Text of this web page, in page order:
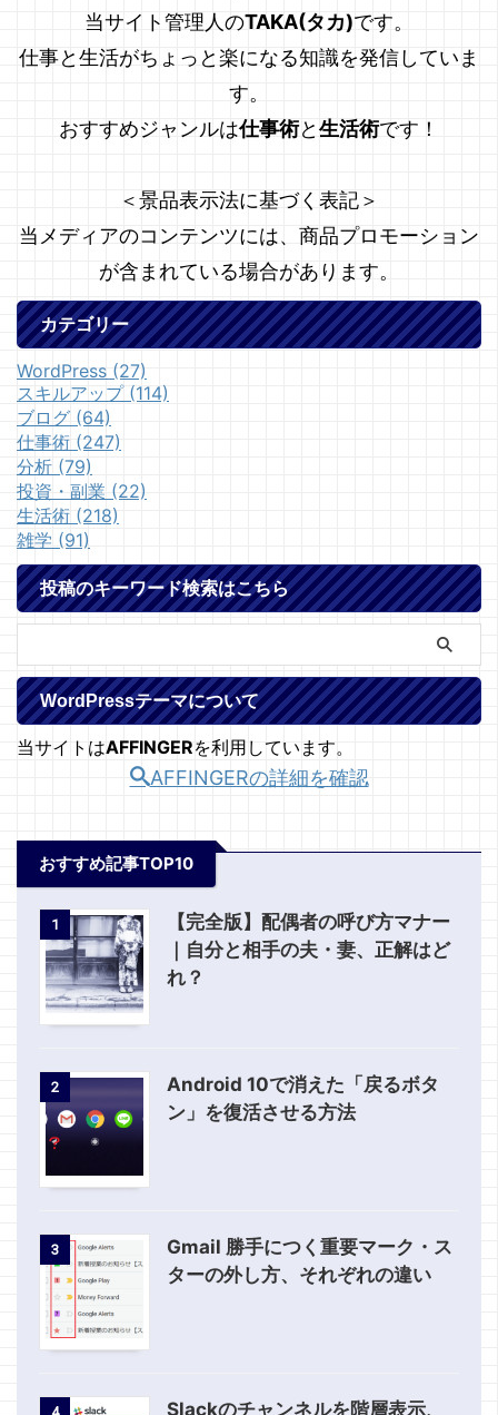
当サイト管理人のTAKA(タカ)です。
仕事と生活がちょっと楽になる知識を発信していま
す。
おすすめジャンルは仕事術と生活術です！
＜景品表示法に基づく表記＞
当メディアのコンテンツには、商品プロモーション
が含まれている場合があります。
カテゴリー
WordPress (27)
スキルアップ (114)
ブログ (64)
仕事術 (247)
分析 (79)
投資・副業 (22)
生活術 (218)
雑学 (91)
投稿のキーワード検索はこちら
WordPressテーマについて
当サイトはAFFINGERを利用しています。
AFFINGERの詳細を確認
おすすめ記事TOP10
1
【完全版】配偶者の呼び方マナー
｜自分と相手の夫・妻、正解はど
れ？
2
Android 10で消えた「戻るボタ
ン」を復活させる方法
3
Gmail 勝手につく重要マーク・ス
ターの外し方、それぞれの違い
Slackのチャンネルを階層表示、